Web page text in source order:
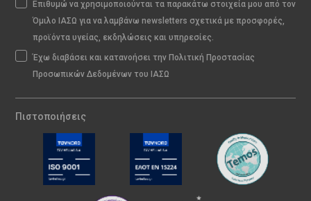
Επιθυμώ να χρησιμοποιούνται τα παρακάτω στοιχεία μου από τον
Όμιλο ΙΑΣΩ για να λαμβάνω newsletters σχετικά με προσφορές,
προϊόντα υγείας, εκδηλώσεις και υπηρεσίες.
Έχω διαβάσει και κατανοήσει την Πολιτική Προστασίας
Προσωπικών Δεδομένων του ΙΑΣΩ
Πιστοποιήσεις